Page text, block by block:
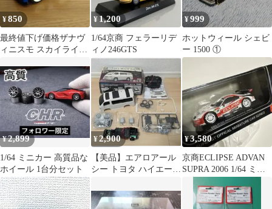
¥850
最終値下げ価格ザナヴ
ィニスモ スカイライン
¥1,200
1/64京商 フェラーリデ
ィノ246GTS
¥999
ホットウィール シェビ
ー 1500 ①
¥2,899
1/64 ミニカー 高質品な
ホイール 1台分セット
¥2,900
【美品】エアロアール
シー トヨタ ハイエース
¥3,580
京商ECLIPSE ADVAN
SUPRA 2006 1/64 ミニ